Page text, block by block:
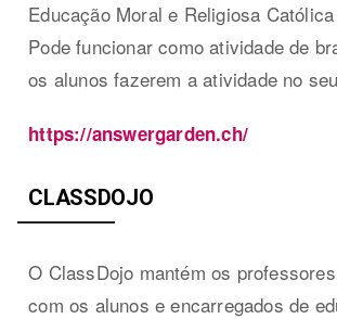
Educação Moral e Religiosa
Pode funcionar como atividade de
os alunos fazerem a atividade no
https://answergarden.ch/
CLASSDOJO
O ClassDojo mantém os
com os alunos e encarregados de